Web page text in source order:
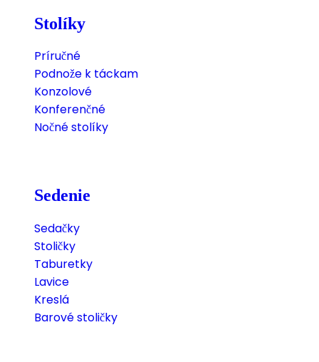
Stolíky
Príručné
Podnože k táckam
Konzolové
Konferenčné
Nočné stolíky
Sedenie
Sedačky
Stoličky
Taburetky
Lavice
Kreslá
Barové stoličky